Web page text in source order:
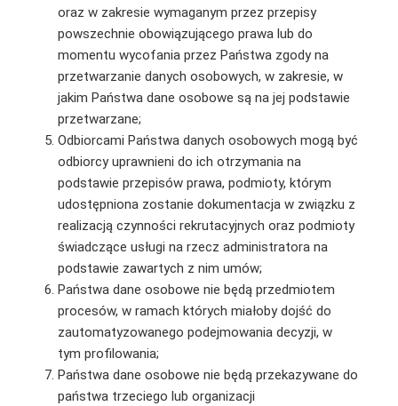
oraz w zakresie wymaganym przez przepisy
powszechnie obowiązującego prawa lub do
momentu wycofania przez Państwa zgody na
przetwarzanie danych osobowych, w zakresie, w
jakim Państwa dane osobowe są na jej podstawie
przetwarzane;
Odbiorcami Państwa danych osobowych mogą być
odbiorcy uprawnieni do ich otrzymania na
podstawie przepisów prawa, podmioty, którym
udostępniona zostanie dokumentacja w związku z
realizacją czynności rekrutacyjnych oraz podmioty
świadczące usługi na rzecz administratora na
podstawie zawartych z nim umów;
Państwa dane osobowe nie będą przedmiotem
procesów, w ramach których miałoby dojść do
zautomatyzowanego podejmowania decyzji, w
tym profilowania;
Państwa dane osobowe nie będą przekazywane do
państwa trzeciego lub organizacji